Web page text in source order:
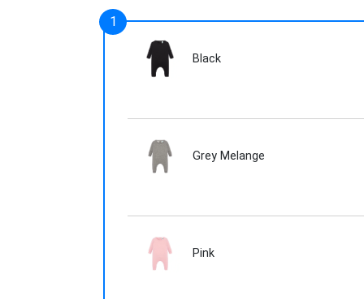
Black
Grey Melange
Pink